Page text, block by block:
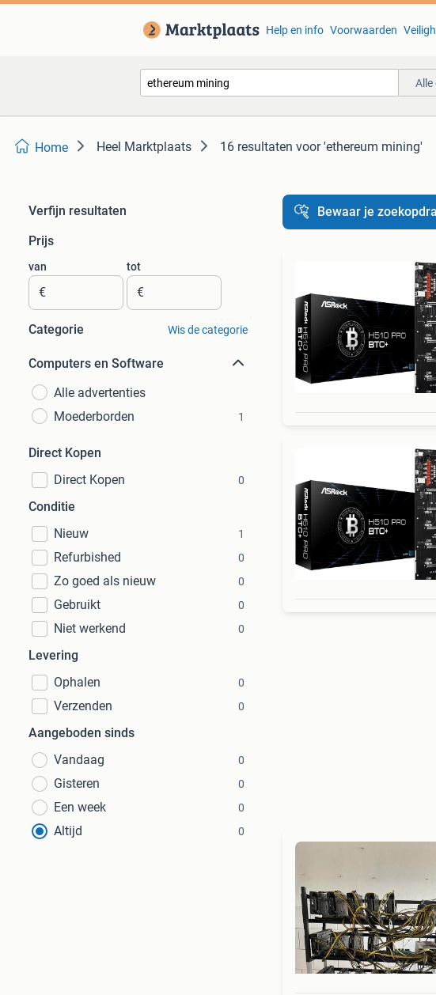
Help en info Voorwaarden
Alle
Home Heel Marktplaats 16 resultaten voor 'ethereum mining'
Verfijn resultaten
Prijs
van
€
tot
€
Categorie Wis de categorie
Computers en Software
Alle advertenties
Moederborden
1
Direct Kopen
Direct Kopen
0
Conditie
Nieuw
1
Refurbished 0
Zo goed als nieuw 0
Gebruikt 0
Niet werkend 0
Levering
Ophalen
0
Verzenden 0
Aangeboden sinds
Vandaag
0
Gisteren 0
Een week 0
Altijd 0
Bewaar je